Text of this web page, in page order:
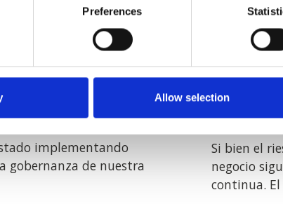
Preferences
Allow selection
con el
de una manera
por trabajar solo
estándares éticos. Desde
implementando
gobernanza de nuestra
cadena de
Si bien el
negocio
continua.